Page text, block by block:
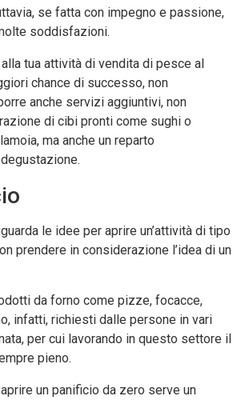
se fatta con impegno e passione,
soddisfazioni.
tua attività di vendita di pesce al
chance di successo, non
anche servizi aggiuntivi, non
di cibi pronti come sughi o
ma anche un reparto
le idee per aprire un’attività di tipo
prendere in considerazione l’idea di un
da forno come pizze, focacce,
infatti, richiesti dalle persone in vari
per cui lavorando in questo settore il
pieno.
un panificio da zero serve un